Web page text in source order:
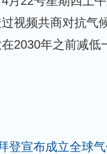
视频共商对抗气
2030年之前减低
登宣布成立全球